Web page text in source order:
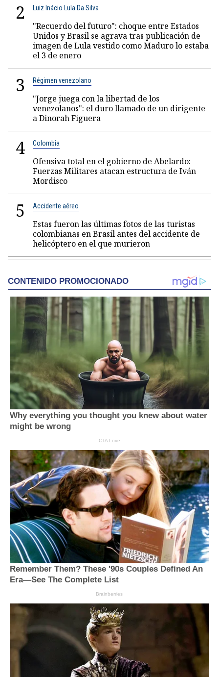
2 Luiz Inácio Lula Da Silva
"Recuerdo del futuro": choque entre Estados
Unidos y Brasil se agrava tras publicación de
imagen de Lula vestido como Maduro lo estaba
el 3 de enero
3 Régimen venezolano
"Jorge juega con la libertad de los
venezolanos": el duro llamado de un dirigente
a Dinorah Figuera
4 Colombia
Ofensiva total en el gobierno de Abelardo:
Fuerzas Militares atacan estructura de Iván
Mordisco
5 Accidente aéreo
Estas fueron las últimas fotos de las turistas
colombianas en Brasil antes del accidente de
helicóptero en el que murieron